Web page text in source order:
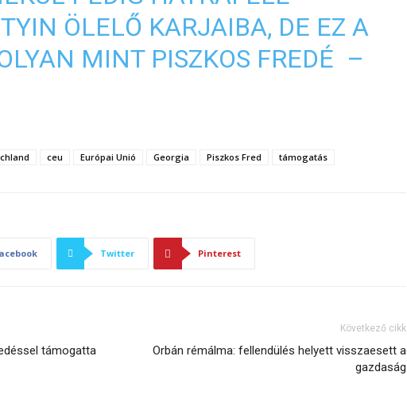
ÖLELŐ KARJAIBA, DE EZ A
MINT PISZKOS FREDÉ –
ceu Európai Unió Georgia Piszkos Fred támogatás
Twitter Pinterest
támogatta
Következő cikk
Orbán rémálma: fellendülés helyett visszaesett a
gazdaság